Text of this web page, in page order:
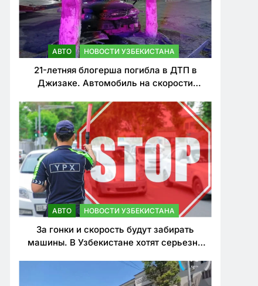
АВТО НОВОСТИ УЗБЕКИСТАНА
21-летняя блогерша погибла в ДТП в
Джизаке. Автомобиль на скорости
АВТО НОВОСТИ УЗБЕКИСТАНА
За гонки и скорость будут забирать
машины. В Узбекистане хотят серьезно